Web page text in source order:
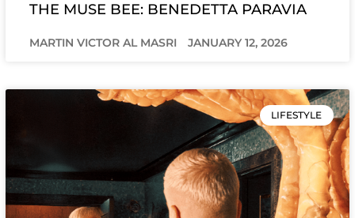
THE MUSE BEE: BENEDETTA PARAVIA
MARTIN VICTOR AL MASRI JANUARY 12, 2026
LIFESTYLE